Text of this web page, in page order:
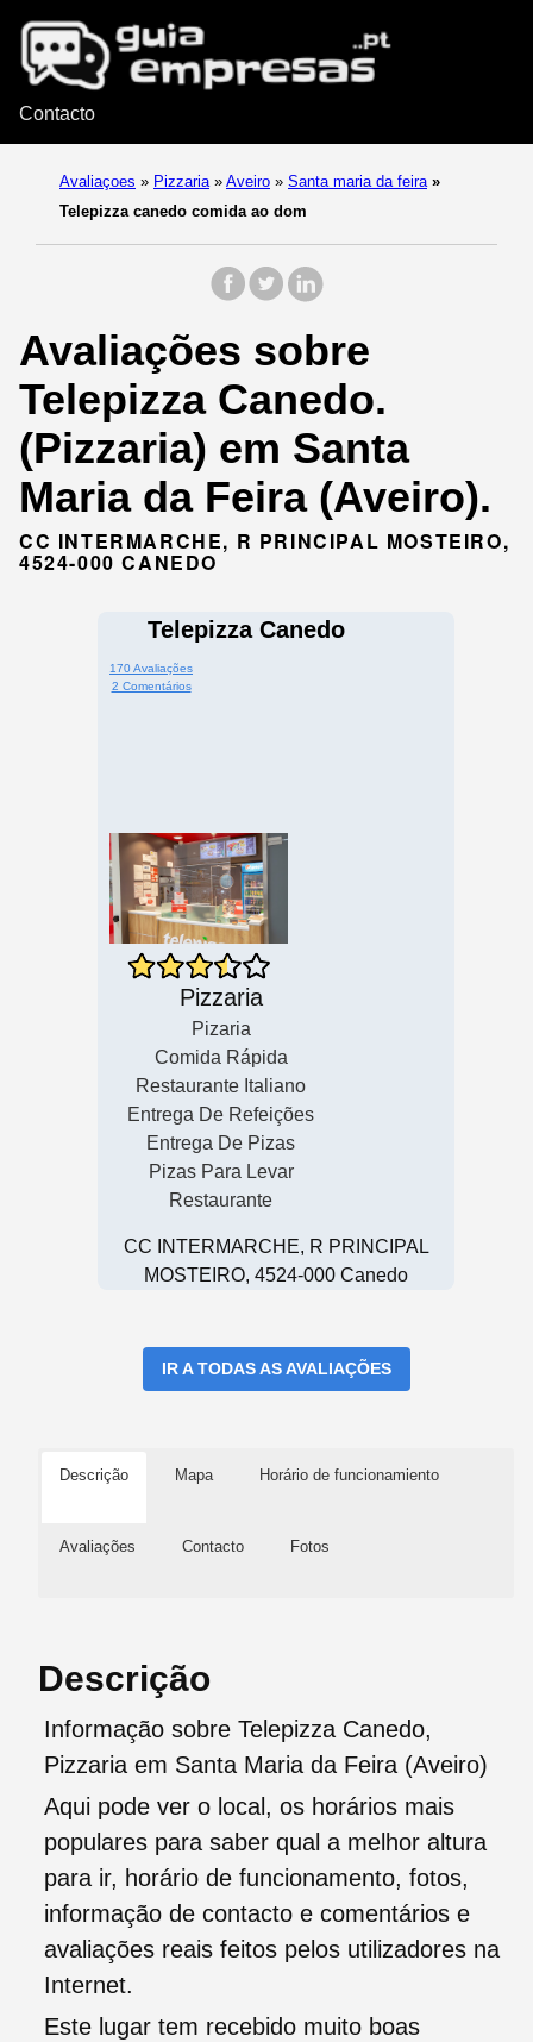
Contacto
Avaliaçoes » Pizzaria » Aveiro » Santa maria da feira »
Telepizza canedo comida ao dom
Avaliações sobre
Telepizza Canedo.
(Pizzaria) em Santa
Maria da Feira (Aveiro).
CC INTERMARCHE, R PRINCIPAL MOSTEIRO,
4524-000 CANEDO
Telepizza Canedo
170 Avaliações
2 Comentários
Pizzaria
Pizaria
Comida Rápida
Restaurante Italiano
Entrega De Refeições
Entrega De Pizas
Pizas Para Levar
Restaurante
CC INTERMARCHE, R PRINCIPAL
MOSTEIRO, 4524-000 Canedo
IR A TODAS AS AVALIAÇÕES
Descrição Mapa Horário de funcionamiento
Avaliações Contacto Fotos
Descrição
Informação sobre Telepizza Canedo,
Pizzaria em Santa Maria da Feira (Aveiro)
Aqui pode ver o local, os horários mais
populares para saber qual a melhor altura
para ir, horário de funcionamento, fotos,
informação de contacto e comentários e
avaliações reais feitos pelos utilizadores na
Internet.
Este lugar tem recebido muito boas